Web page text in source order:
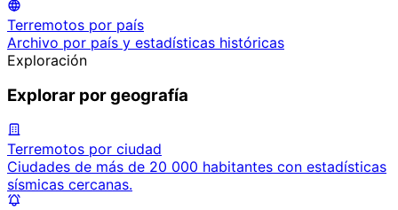
Terremotos por país
Archivo por país y estadísticas históricas
Exploración
Explorar por geografía
Terremotos por ciudad
Ciudades de más de 20 000 habitantes con estadísticas
sísmicas cercanas.